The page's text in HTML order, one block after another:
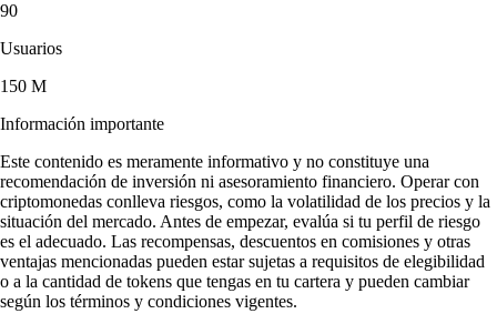
90
Usuarios
150 M
Información importante
Este contenido es meramente informativo y no constituye una
recomendación de inversión ni asesoramiento financiero. Operar con
criptomonedas conlleva riesgos, como la volatilidad de los precios y la
situación del mercado. Antes de empezar, evalúa si tu perfil de riesgo
es el adecuado. Las recompensas, descuentos en comisiones y otras
ventajas mencionadas pueden estar sujetas a requisitos de elegibilidad
o a la cantidad de tokens que tengas en tu cartera y pueden cambiar
según los términos y condiciones vigentes.